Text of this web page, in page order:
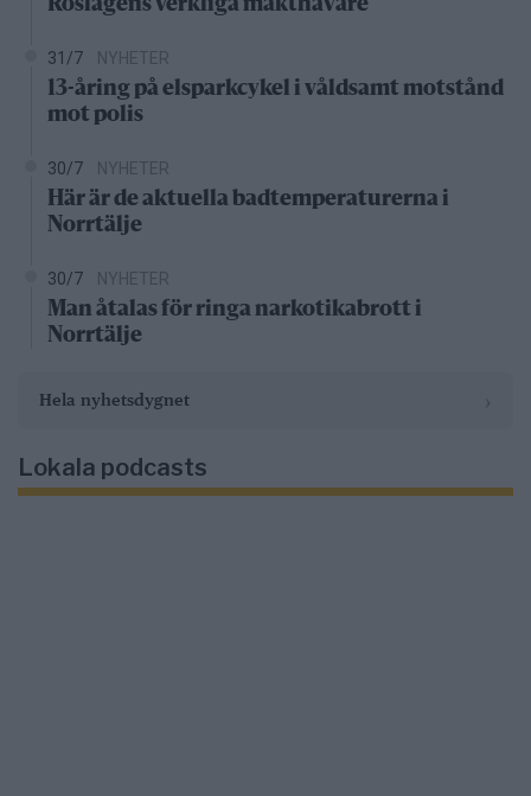
Roslagens verkliga makthavare
31/7 NYHETER
13-åring på elsparkcykel i våldsamt motstånd
mot polis
30/7 NYHETER
Här är de aktuella badtemperaturerna i
Norrtälje
30/7 NYHETER
Man åtalas för ringa narkotikabrott i
Norrtälje
Hela nyhetsdygnet
Lokala podcasts